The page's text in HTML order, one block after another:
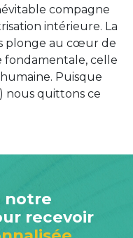
compagne
intérieure. La
plonge au cœur de
fondamentale, celle
Puisque
nous quittons ce
notre
recevoir